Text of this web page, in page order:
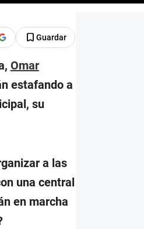
Guardar
Omar
estafando a
su
a las
una central
en marcha